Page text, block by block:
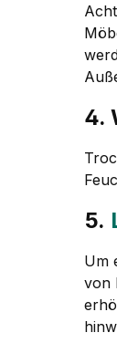
4.
5.
Um
von